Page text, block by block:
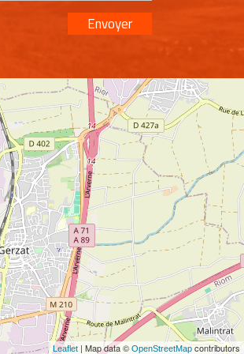
Envoyer
Leaflet | Map data ©OpenStreetMapcontributors